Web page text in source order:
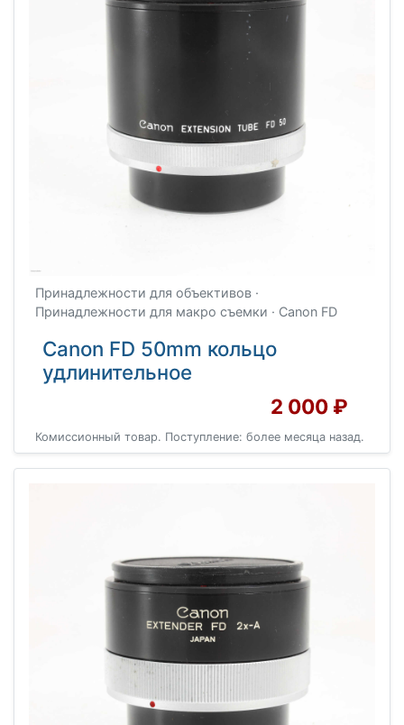
Принадлежности для объективов ·
Принадлежности для макро съемки · Canon FD
Canon FD 50mm кольцо
удлинительное
2 000 ₽
Комиссионный товар. Поступление: более месяца назад.